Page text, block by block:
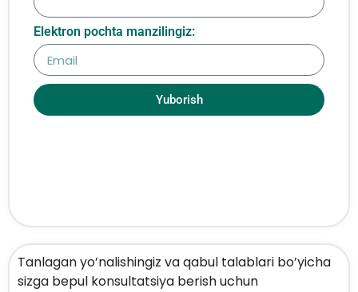
Tanlagan yo’nalishingiz va qabul talablari bo’yicha
sizga bepul konsultatsiya berish uchun
Elektron pochta manzilingiz:
Yuborish